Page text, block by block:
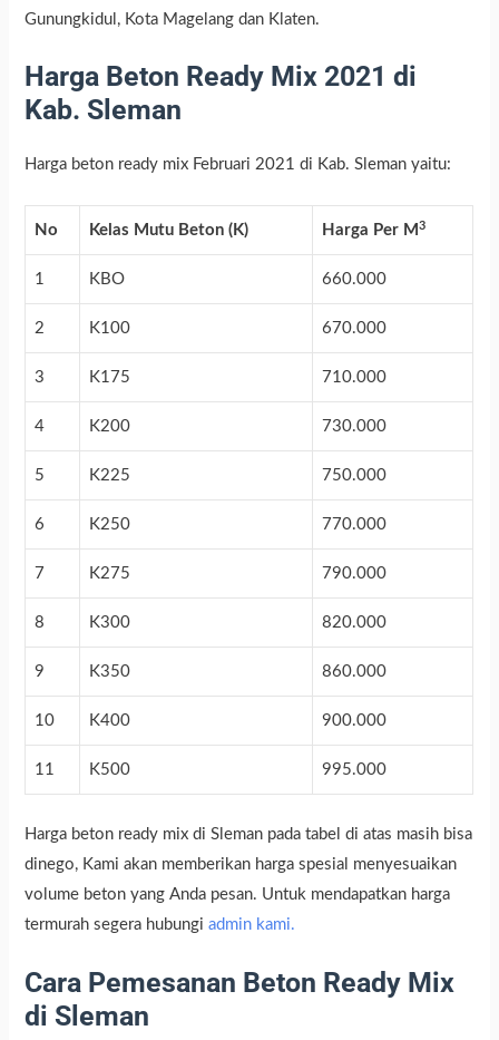
Gunungkidul, Kota Magelang dan Klaten.
Harga Beton Ready Mix 2021 di
Kab. Sleman
Harga beton ready mix Februari 2021 di Kab. Sleman yaitu:
No Kelas Mutu Beton (K) Harga Per M3
1 KBO 660.000
2 K100 670.000
3 K175 710.000
4 K200 730.000
5 K225 750.000
6 K250 770.000
7 K275 790.000
8 K300 820.000
9 K350 860.000
10 K400 900.000
11 K500 995.000
Harga beton ready mix di Sleman pada tabel di atas masih bisa
dinego, Kami akan memberikan harga spesial menyesuaikan
volume beton yang Anda pesan. Untuk mendapatkan harga
termurah segera hubungiadmin kami.
Cara Pemesanan Beton Ready Mix
di Sleman